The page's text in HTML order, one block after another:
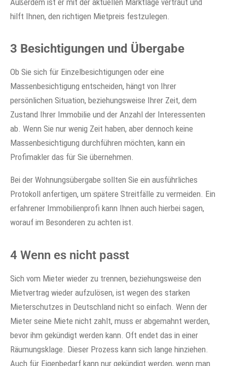
hilft Ihnen, den richtigen Mietpreis festzulegen.
3 Besichtigungen und Übergabe
Ob Sie sich für Einzelbesichtigungen oder eine
Massenbesichtigung entscheiden, hängt von Ihrer
persönlichen Situation, beziehungsweise Ihrer Zeit, dem
Zustand Ihrer Immobilie und der Anzahl der Interessenten
ab. Wenn Sie nur wenig Zeit haben, aber dennoch keine
Massenbesichtigung durchführen möchten, kann ein
Profimakler das für Sie übernehmen.
Bei der Wohnungsübergabe sollten Sie ein ausführliches
Protokoll anfertigen, um spätere Streitfälle zu vermeiden. Ein
erfahrener Immobilienprofi kann Ihnen auch hierbei sagen,
worauf im Besonderen zu achten ist.
4 Wenn es nicht passt
Sich vom Mieter wieder zu trennen, beziehungsweise den
Mietvertrag wieder aufzulösen, ist wegen des starken
Mieterschutzes in Deutschland nicht so einfach. Wenn der
Mieter seine Miete nicht zahlt, muss er abgemahnt werden,
bevor ihm gekündigt werden kann. Oft endet das in einer
Räumungsklage. Dieser Prozess kann sich lange hinziehen.
Auch für Eigenbedarf kann nur gekündigt werden, wenn man